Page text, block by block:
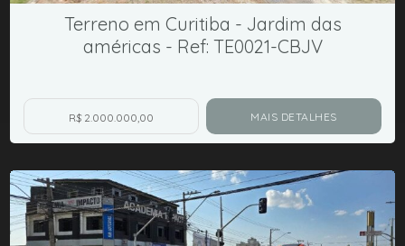
Terreno em Curitiba - Jardim das
américas - Ref: TE0021-CBJV
R$ 2.000.000,00 MAIS DETALHES